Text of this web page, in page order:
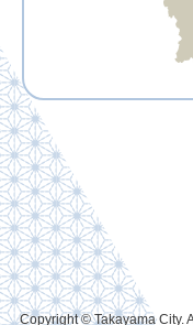
Copyright © Takayama City.